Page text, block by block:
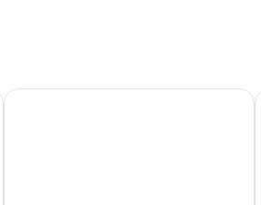
Lzawa Residency